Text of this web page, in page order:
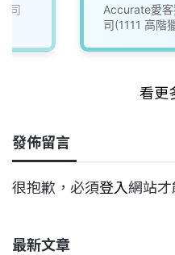
司
Accurate愛
司(1111 高階
看更
發佈留言
很抱歉，必須登入網站才
最新文章